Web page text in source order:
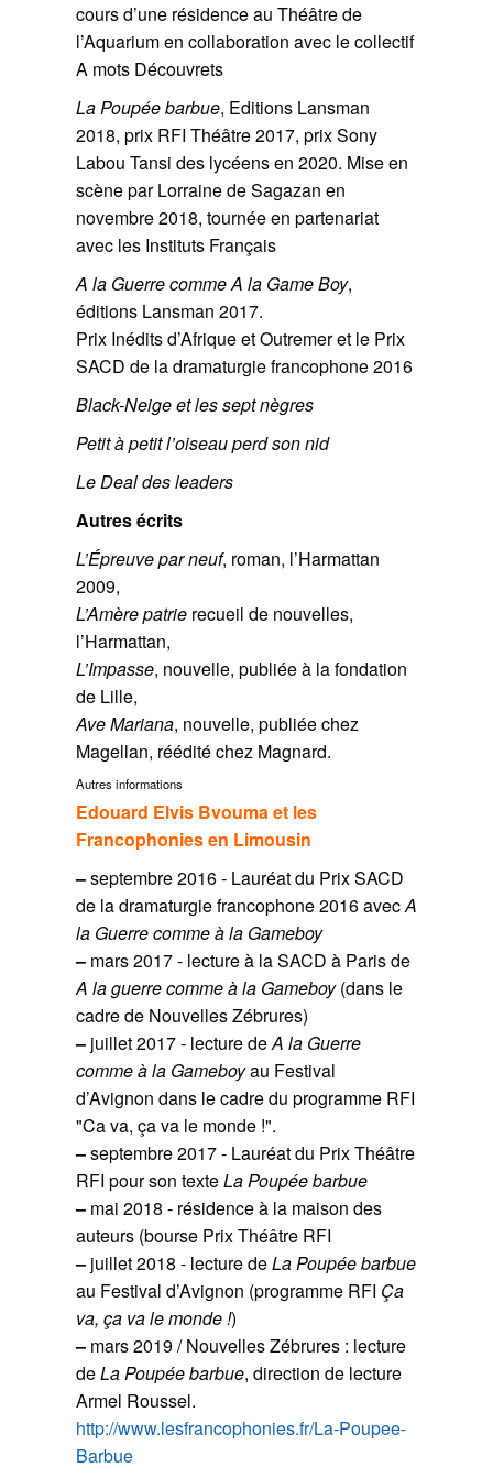
cours d’une résidence au Théâtre de
l’Aquarium en collaboration avec le collectif
A mots Découvrets
La Poupée barbue, Editions Lansman
2018, prix RFI Théâtre 2017, prix Sony
Labou Tansi des lycéens en 2020. Mise en
scène par Lorraine de Sagazan en
novembre 2018, tournée en partenariat
avec les Instituts Français
A la Guerre comme A la Game Boy,
éditions Lansman 2017.
Prix Inédits d’Afrique et Outremer et le Prix
SACD de la dramaturgie francophone 2016
Black-Neige et les sept nègres
Petit à petit l’oiseau perd son nid
Le Deal des leaders
Autres écrits
L’Épreuve par neuf, roman, l’Harmattan
2009,
L’Amère patrierecueil de nouvelles,
l’Harmattan,
L’Impasse, nouvelle, publiée à la fondation
de Lille,
Ave Mariana, nouvelle, publiée chez
Magellan, réédité chez Magnard.
Autres informations
Edouard Elvis Bvouma et les
Francophonies en Limousin
–septembre 2016 - Lauréat du Prix SACD
de la dramaturgie francophone 2016 avecA
la Guerre comme à la Gameboy
–mars 2017 - lecture à la SACD à Paris de
A la guerre comme à la Gameboy(dans le
cadre de Nouvelles Zébrures)
–juillet 2017 - lecture deA la Guerre
comme à la Gameboyau Festival
d’Avignon dans le cadre du programme RFI
"Ca va, ça va le monde !".
–septembre 2017 - Lauréat du Prix Théâtre
RFI pour son texteLa Poupée barbue
–mai 2018 - résidence à la maison des
auteurs (bourse Prix Théâtre RFI
–juillet 2018 - lecture deLa Poupée barbue
au Festival d’Avignon (programme RFI Ça
va, ça va le monde !)
–mars 2019 / Nouvelles Zébrures : lecture
deLa Poupée barbue, direction de lecture
Armel Roussel.
http://www.lesfrancophonies.fr/La-Poupee-
Barbue